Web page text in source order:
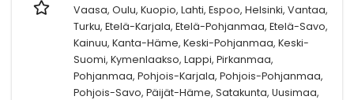
Vaasa, Oulu, Kuopio, Lahti, Espoo, Helsinki, Vantaa,
Turku, Etelä-Karjala, Etelä-Pohjanmaa, Etelä-Savo,
Kainuu, Kanta-Häme, Keski-Pohjanmaa, Keski-
Suomi, Kymenlaakso, Lappi, Pirkanmaa,
Pohjanmaa, Pohjois-Karjala, Pohjois-Pohjanmaa,
Pohjois-Savo, Päijät-Häme, Satakunta, Uusimaa,